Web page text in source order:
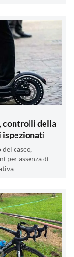
controlli della
ispezionati
del casco,
per assenza di